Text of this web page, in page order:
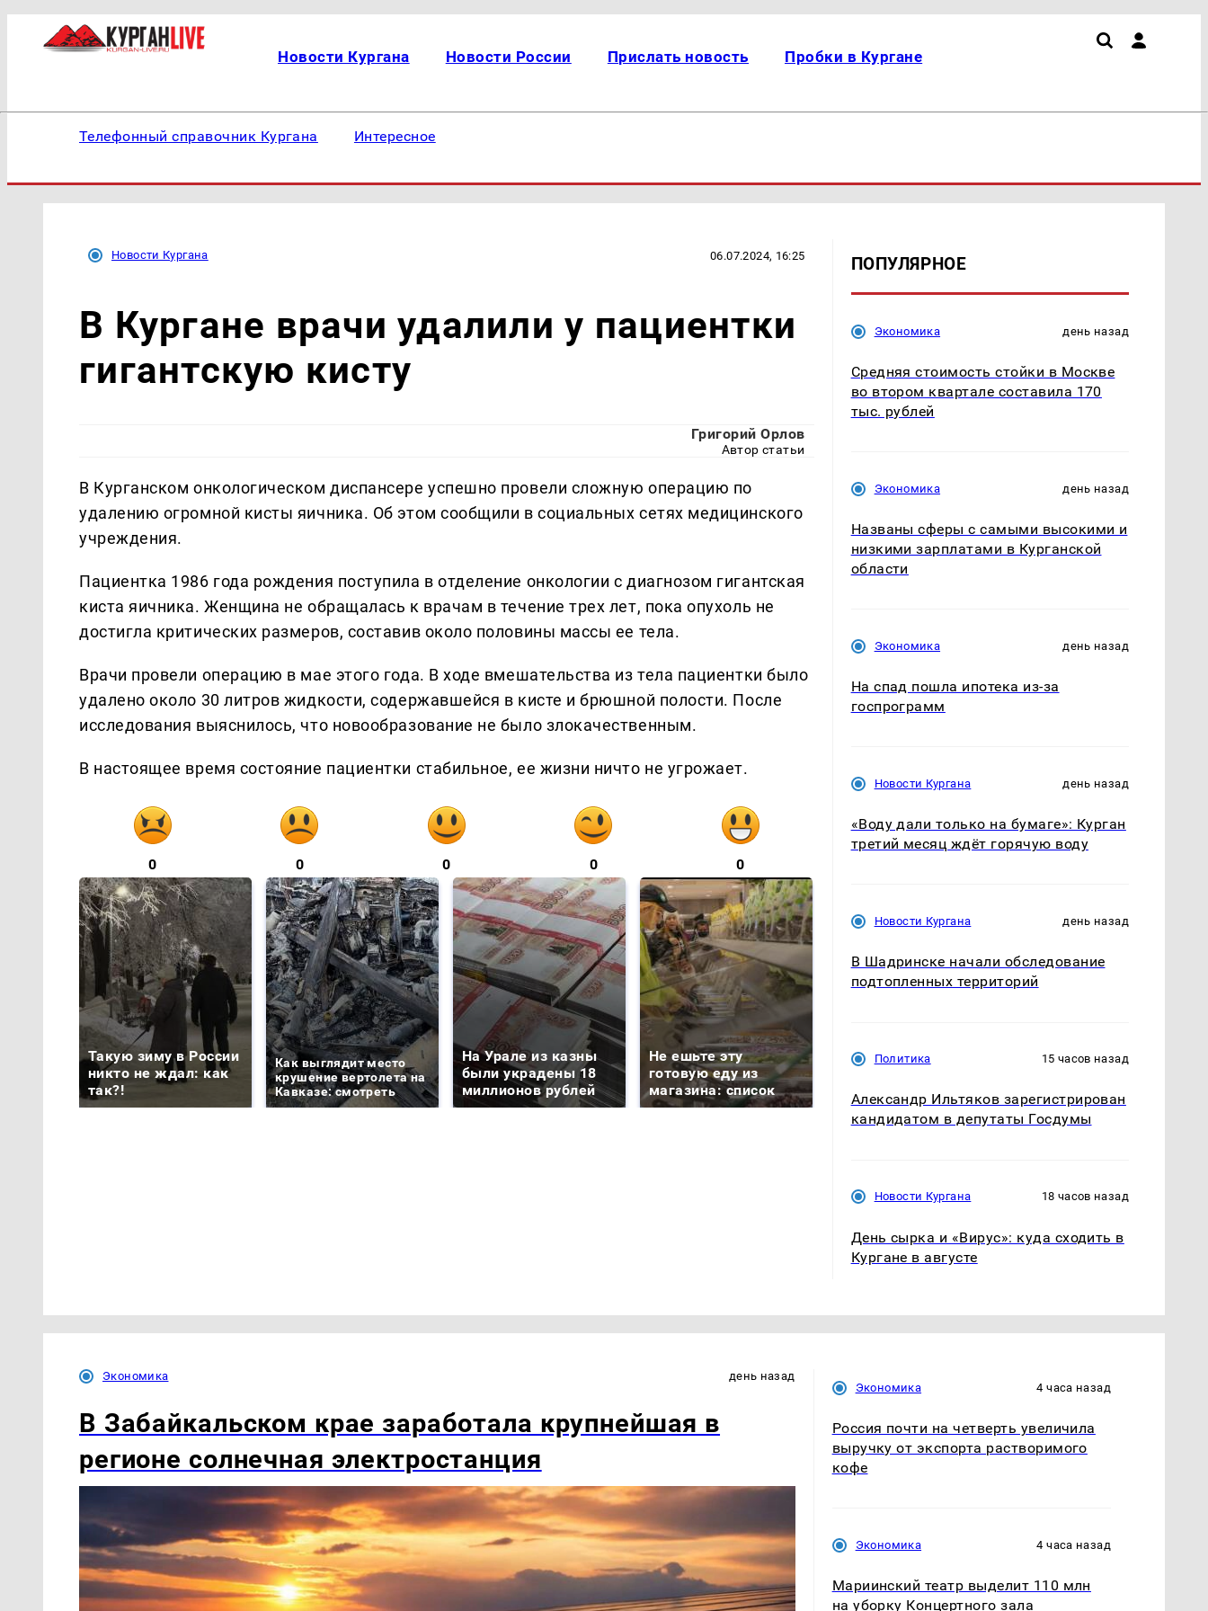
Новости Кургана Новости России Прислать новость Пробки в Кургане
Телефонный справочник Кургана Интересное
Новости Кургана 06.07.2024, 16:25
В Кургане врачи удалили у пациентки
гигантскую кисту
Григорий Орлов
Автор статьи
В Курганском онкологическом диспансере успешно провели сложную операцию по
удалению огромной кисты яичника. Об этом сообщили в социальных сетях медицинского
учреждения.
Пациентка 1986 года рождения поступила в отделение онкологии с диагнозом гигантская
киста яичника. Женщина не обращалась к врачам в течение трех лет, пока опухоль не
достигла критических размеров, составив около половины массы ее тела.
Врачи провели операцию в мае этого года. В ходе вмешательства из тела пациентки было
удалено около 30 литров жидкости, содержавшейся в кисте и брюшной полости. После
исследования выяснилось, что новообразование не было злокачественным.
В настоящее время состояние пациентки стабильное, ее жизни ничто не угрожает.
0 0 0 0 0
Такую зиму в России
никто не ждал: как
так?!
Как выглядит место
крушение вертолета на
Кавказе: смотреть
На Урале из казны
были украдены 18
миллионов рублей
Не ешьте эту
готовую еду из
магазина: список
В ОАЭ произошло
Все новости по
ПОПУЛЯРНОЕ
Экономика день назад
Средняя стоимость стойки в Москве
во втором квартале составила 170
тыс. рублей
Экономика день назад
Названы сферы с самыми высокими и
низкими зарплатами в Курганской
области
Экономика день назад
На спад пошла ипотека из-за
госпрограмм
Новости Кургана день назад
«Воду дали только на бумаге»: Курган
третий месяц ждёт горячую воду
Новости Кургана день назад
В Шадринске начали обследование
подтопленных территорий
Политика 15 часов назад
Александр Ильтяков зарегистрирован
кандидатом в депутаты Госдумы
Новости Кургана 18 часов назад
День сырка и «Вирус»: куда сходить в
Кургане в августе
Экономика день назад
В Забайкальском крае заработала крупнейшая в
регионе солнечная электростанция
Экономика 4 часа назад
Россия почти на четверть увеличила
выручку от экспорта растворимого
кофе
Экономика 4 часа назад
Мариинский театр выделит 110 млн
на уборку Концертного зала